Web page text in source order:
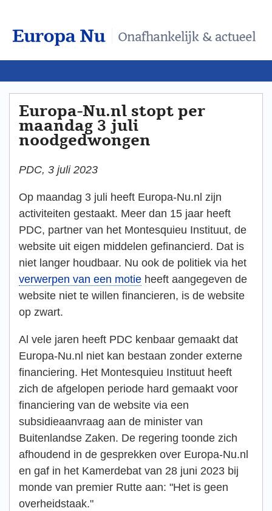
Europa-Nu.nl stopt per
maandag 3 juli
noodgedwongen
PDC, 3 juli 2023
Op maandag 3 juli heeft Europa-Nu.nl zijn
activiteiten gestaakt. Meer dan 15 jaar heeft
PDC, partner van het Montesquieu Instituut, de
website uit eigen middelen gefinancierd. Dat is
niet langer houdbaar. Nu ook de politiek via het
verwerpen van een motie heeft aangegeven de
website niet te willen financieren, is de website
op zwart.
Al vele jaren heeft PDC kenbaar gemaakt dat
Europa-Nu.nl niet kan bestaan zonder externe
financiering. Het Montesquieu Instituut heeft
zich de afgelopen periode hard gemaakt voor
financiering van de website via een
subsidieaanvraag aan de minister van
Buitenlandse Zaken. De regering toonde zich
afhoudend in de gesprekken over Europa-Nu.nl
en gaf in het Kamerdebat van 28 juni 2023 bij
monde van premier Rutte aan: "Het is geen
overheidstaak."